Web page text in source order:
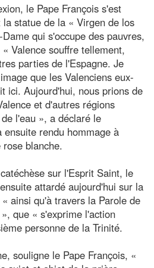
le Pape François s'est
statue de la « Virgen de los
qui s'occupe des pauvres,
Valence souffre tellement,
parties de l'Espagne. Je
que les Valenciens eux-
ici. Aujourd'hui, nous prions de
et d'autres régions
l'eau », a déclaré le
rendu hommage à
blanche.
sur l'Esprit Saint, le
attardé aujourd'hui sur la
ainsi qu'à travers la Parole de
que « s'exprime l'action
personne de la Trinité.
souligne le Pape François, «